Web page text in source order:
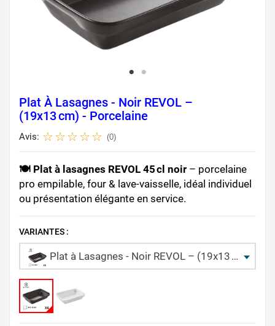
Plat À Lasagnes - Noir REVOL –
(19x13 Cm) - Porcelaine
Avis: (0)
🍽️ Plat à lasagnes REVOL 45 cl noir – porcelaine
pro empilable, four & lave-vaisselle, idéal individuel
ou présentation élégante en service.
VARIANTES :
Plat à Lasagnes - Noir REVOL – (19x13 cm) - Porcelaine